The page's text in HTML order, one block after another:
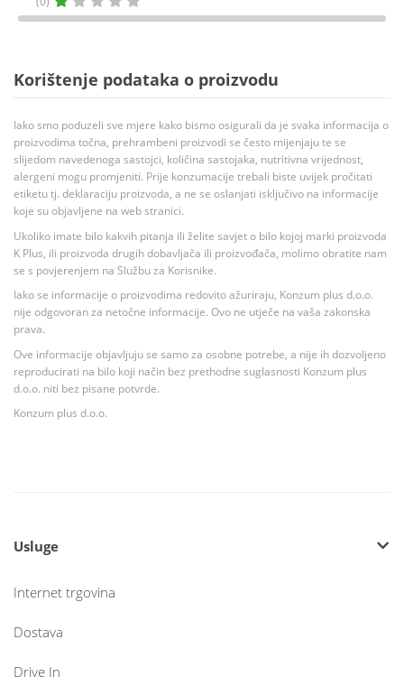
Korištenje podataka o proizvodu
Iako smo poduzeli sve mjere kako bismo osigurali da je svaka informacija o
proizvodima točna, prehrambeni proizvodi se često mijenjaju te se
slijedom navedenoga sastojci, količina sastojaka, nutritivna vrijednost,
alergeni mogu promjeniti. Prije konzumacije trebali biste uvijek pročitati
etiketu tj. deklaraciju proizvoda, a ne se oslanjati isključivo na informacije
koje su objavljene na web stranici.
Ukoliko imate bilo kakvih pitanja ili želite savjet o bilo kojoj marki proizvoda
K Plus, ili proizvoda drugih dobavljača ili proizvođača, molimo obratite nam
se s povjerenjem na Službu za Korisnike.
Iako se informacije o proizvodima redovito ažuriraju, Konzum plus d.o.o.
nije odgovoran za netočne informacije. Ovo ne utječe na vaša zakonska
prava.
Ove informacije objavljuju se samo za osobne potrebe, a nije ih dozvoljeno
reproducirati na bilo koji način bez prethodne suglasnosti Konzum plus
d.o.o. niti bez pisane potvrde.
Konzum plus d.o.o.
Usluge
Internet trgovina
Dostava
Drive In